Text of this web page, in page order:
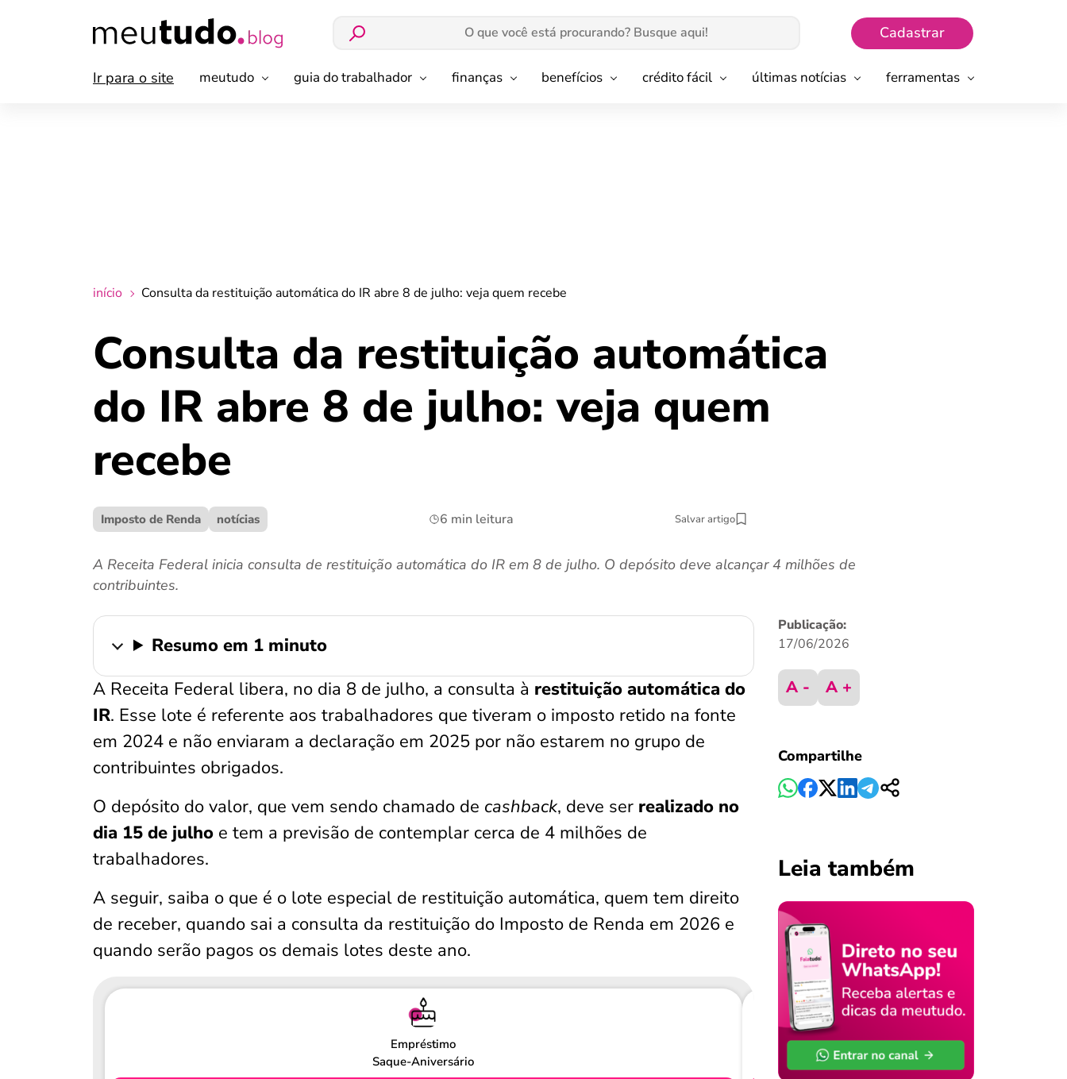
Cadastrar
Ir para o site meutudo guia do trabalhador finanças benefícios crédito fácil últimas notícias ferramentas
início Consulta da restituição automática do IR abre 8 de julho: veja quem recebe
Consulta da restituição automática
do IR abre 8 de julho: veja quem
recebe
Imposto de Renda notícias 6 min leitura Salvar artigo
A Receita Federal inicia consulta de restituição automática do IR em 8 de julho. O depósito deve alcançar 4 milhões de
contribuintes.
Resumo em 1 minuto
A Receita Federal libera, no dia 8 de julho, a consulta à restituição automática do
IR. Esse lote é referente aos trabalhadores que tiveram o imposto retido na fonte
em 2024 e não enviaram a declaração em 2025 por não estarem no grupo de
contribuintes obrigados.
O depósito do valor, que vem sendo chamado de cashback, deve ser realizado no
dia 15 de julho e tem a previsão de contemplar cerca de 4 milhões de
trabalhadores.
A seguir, saiba o que é o lote especial de restituição automática, quem tem direito
de receber, quando sai a consulta da restituição do Imposto de Renda em 2026 e
quando serão pagos os demais lotes deste ano.
Empréstimo
Saque-Aniversário
Publicação:
17/06/2026
A - A +
Compartilhe
Leia também